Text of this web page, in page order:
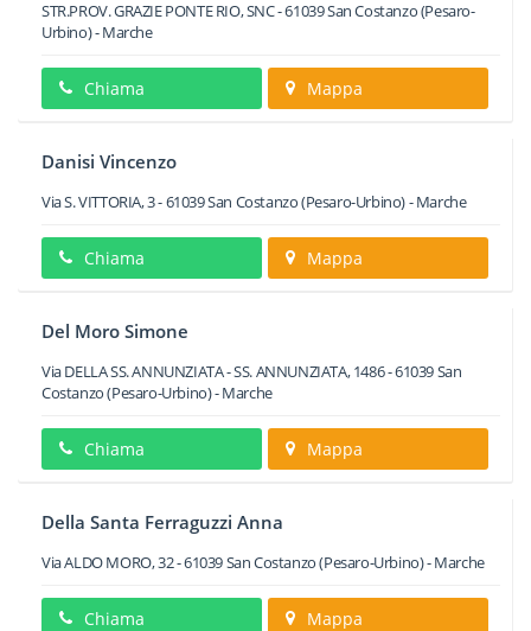
STR.PROV. GRAZIE PONTE RIO, SNC-61039San Costanzo(Pesaro-
Urbino) -Marche
Chiama Mappa
Danisi Vincenzo
Via S. VITTORIA, 3-61039San Costanzo(Pesaro-Urbino) -Marche
Chiama Mappa
Del Moro Simone
Via DELLA SS. ANNUNZIATA - SS. ANNUNZIATA, 1486-61039San
Costanzo(Pesaro-Urbino) -Marche
Chiama Mappa
Della Santa Ferraguzzi Anna
Via ALDO MORO, 32-61039San Costanzo(Pesaro-Urbino) -Marche
Chiama Mappa